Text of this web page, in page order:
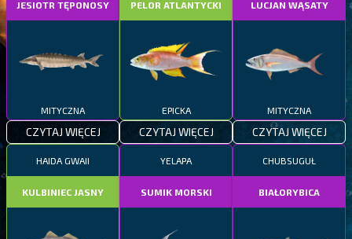
JESIOTR TĘPONOSY
MITYCZNA
CZYTAJ WIĘCEJ
PELOR ATLANTYCKI
EPICKA
CZYTAJ WIĘCEJ
LUCJAN WĄSATY
MITYCZNA
CZYTAJ WIĘCEJ
HAIDA GWAII
KULBINIEC JASNY
YELAPA
SUMIK MORSKI
CHUBSUGUŁ
BIAŁORYBICA